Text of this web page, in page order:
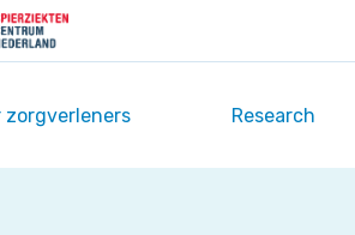
zorgverleners Research